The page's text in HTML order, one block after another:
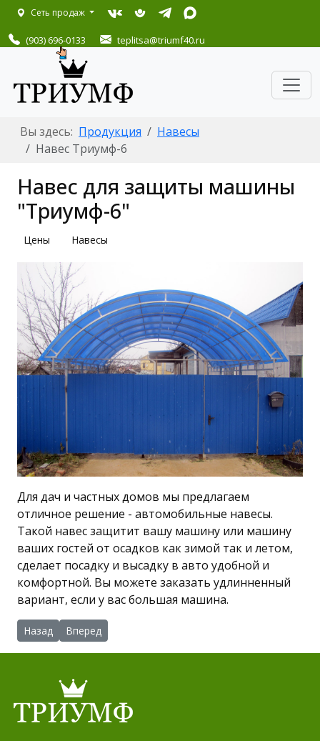
Сеть продаж
(903) 696-0133 teplitsa@triumf40.ru
Вы здесь: Продукция
Навесы
Навес Триумф-6
Навес для защиты машины
"Триумф-6"
Цены Навесы
Для дач и частных домов мы предлагаем
отличное решение - автомобильные навесы.
Такой навес защитит вашу машину или машину
ваших гостей от осадков как зимой так и летом,
сделает посадку и высадку в авто удобной и
комфортной. Вы можете заказать удлинненный
вариант, если у вас большая машина.
Предыдущий: Навес для защиты машины "Триумф-4"
Назад Следующий: Навес для защиты машины "Триумф-8"
Вперед